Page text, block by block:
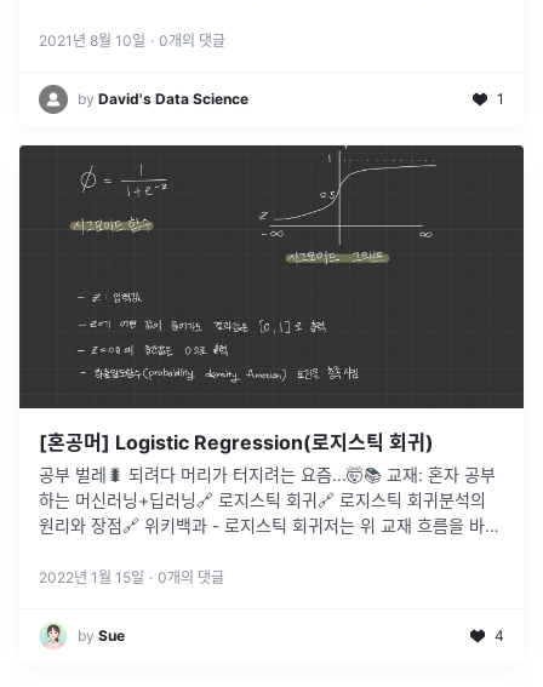
2021년 8월 10일 · 0개의 댓글
by David's Data Science 1
[혼공머] Logistic Regression(로지스틱 회귀)
공부 벌레🐛 되려다 머리가 터지려는 요즘...🤯📚 교재: 혼자 공부
하는 머신러닝+딥러닝🔗 로지스틱 회귀🔗 로지스틱 회귀분석의
원리와 장점🔗 위키백과 - 로지스틱 회귀저는 위 교재 흐름을 바탕
...
2022년 1월 15일 · 0개의 댓글
by Sue 4